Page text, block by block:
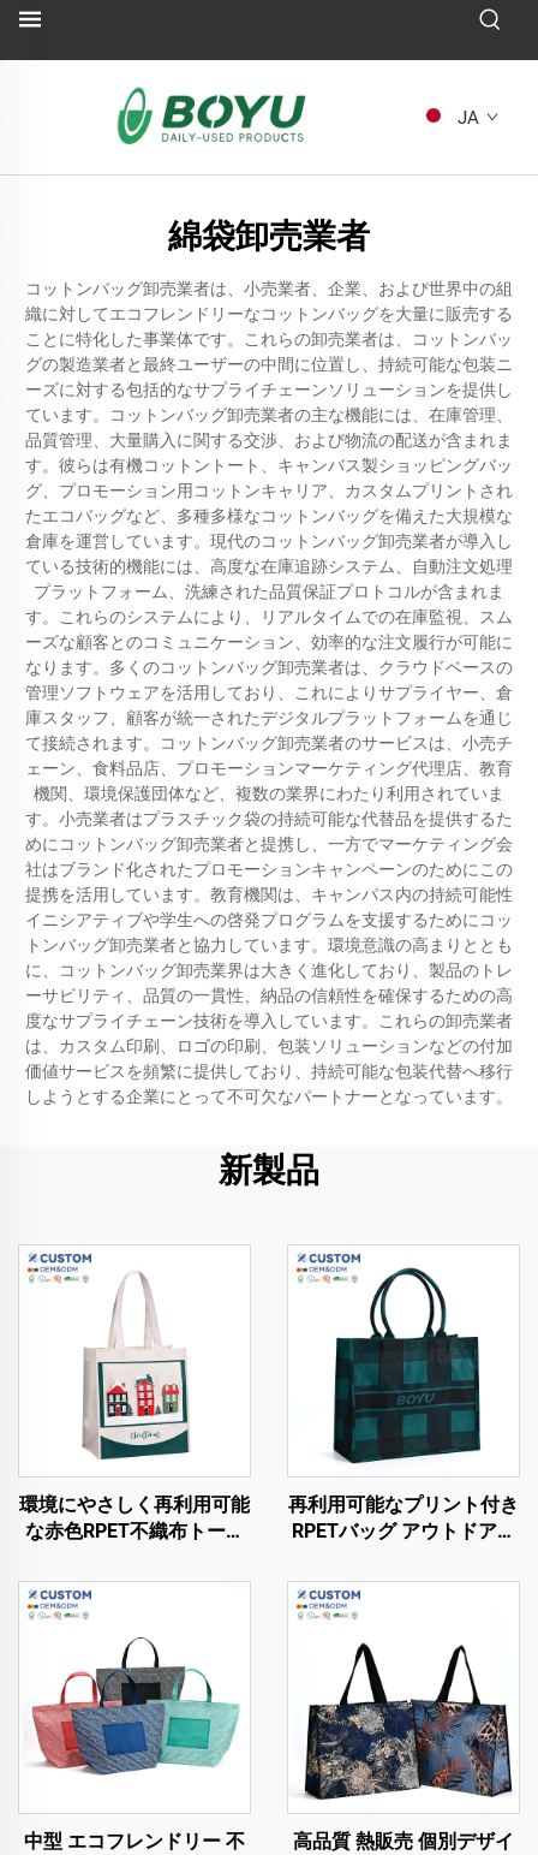
JA
綿袋卸売業者
コットンバッグ卸売業者は、小売業者、企業、および世界中の組
織に対してエコフレンドリーなコットンバッグを大量に販売する
ことに特化した事業体です。これらの卸売業者は、コットンバッ
グの製造業者と最終ユーザーの中間に位置し、持続可能な包装ニ
ーズに対する包括的なサプライチェーンソリューションを提供し
ています。コットンバッグ卸売業者の主な機能には、在庫管理、
品質管理、大量購入に関する交渉、および物流の配送が含まれま
す。彼らは有機コットントート、キャンバス製ショッピングバッ
グ、プロモーション用コットンキャリア、カスタムプリントされ
たエコバッグなど、多種多様なコットンバッグを備えた大規模な
倉庫を運営しています。現代のコットンバッグ卸売業者が導入し
ている技術的機能には、高度な在庫追跡システム、自動注文処理
プラットフォーム、洗練された品質保証プロトコルが含まれま
す。これらのシステムにより、リアルタイムでの在庫監視、スム
ーズな顧客とのコミュニケーション、効率的な注文履行が可能に
なります。多くのコットンバッグ卸売業者は、クラウドベースの
管理ソフトウェアを活用しており、これによりサプライヤー、倉
庫スタッフ、顧客が統一されたデジタルプラットフォームを通じ
て接続されます。コットンバッグ卸売業者のサービスは、小売チ
ェーン、食料品店、プロモーションマーケティング代理店、教育
機関、環境保護団体など、複数の業界にわたり利用されていま
す。小売業者はプラスチック袋の持続可能な代替品を提供するた
めにコットンバッグ卸売業者と提携し、一方でマーケティング会
社はブランド化されたプロモーションキャンペーンのためにこの
提携を活用しています。教育機関は、キャンパス内の持続可能性
イニシアティブや学生への啓発プログラムを支援するためにコッ
トンバッグ卸売業者と協力しています。環境意識の高まりととも
に、コットンバッグ卸売業界は大きく進化しており、製品のトレ
ーサビリティ、品質の一貫性、納品の信頼性を確保するための高
度なサプライチェーン技術を導入しています。これらの卸売業者
は、カスタム印刷、ロゴの印刷、包装ソリューションなどの付加
価値サービスを頻繁に提供しており、持続可能な包装代替へ移行
しようとする企業にとって不可欠なパートナーとなっています。
新製品
環境にやさしく再利用可能
な赤色RPET不織布トート
たたみ可能で持続可能な製
再利用可能なプリント付き
RPETバッグ アウトドア旅
ッグ 大容量リネントート
バッグ カスタムプリント
中型 エコフレンドリー 不
高品質 熱販売 個別デザイ